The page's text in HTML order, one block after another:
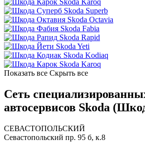
Skoda Karoq
Skoda Superb
Skoda Octavia
Skoda Fabia
Skoda Rapid
Skoda Yeti
Skoda Kodiaq
Skoda Karoq
Показать все Скрыть все
Сеть
автосервисов Skoda
СЕВАСТОПОЛЬСКИЙ
Севастопольский пр. 95 б, к.8